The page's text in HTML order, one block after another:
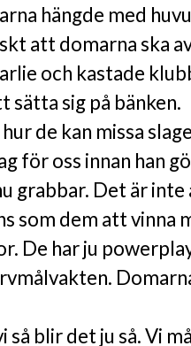
hängde med
att domarna ska
och kastade
sätta sig på bänken.
de kan missa
för oss innan han
grabbar. Det är
som dem att vinna
De har ju
så blir det ju så. Vi